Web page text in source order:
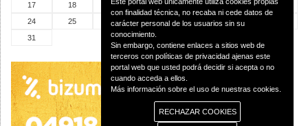
17
18 19 20 21 22
23
24
25 26 27 28 29
31
Este portal web únicamente utiliza cookies propias
con finalidad técnica, no recaba ni cede datos de
carácter personal de los usuarios sin su
conocimiento.
Sin embargo, contiene enlaces a sitios web de
terceros con políticas de privacidad ajenas este
portal web que usted podrá decidir si acepta o no
cuando acceda a ellos.
Más información sobre el uso de nuestras cookies.
RECHAZAR COOKIES